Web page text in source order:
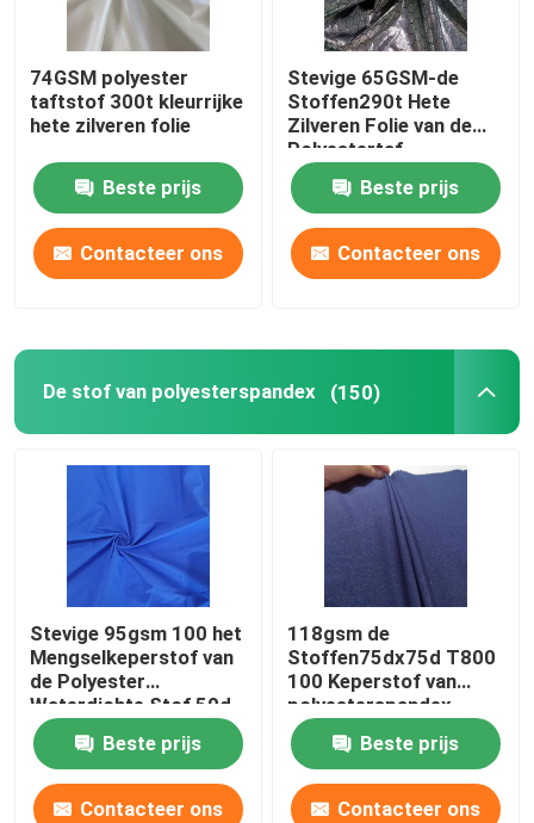
74GSM polyester
taftstof 300t kleurrijke
hete zilveren folie
Beste prijs
Contacteer ons
Stevige 65GSM-de
Stoffen290t Hete
Zilveren Folie van de
Polyestertaf
Beste prijs
Contacteer ons
De stof van polyesterspandex (150)
Stevige 95gsm 100 het
Mengselkeperstof van
de Polyester
Waterdichte Stof 50d
Beste prijs
Contacteer ons
118gsm de
Stoffen75dx75d T800
100 Keperstof van
polyesterspandex
Beste prijs
Contacteer ons